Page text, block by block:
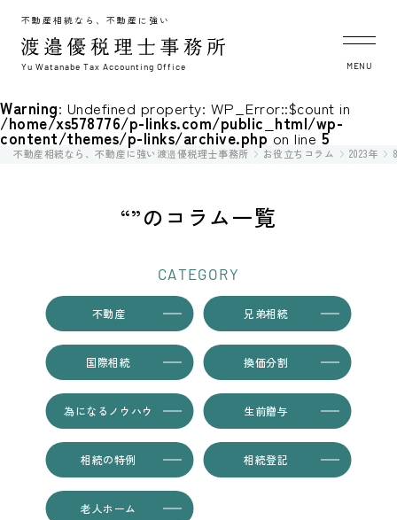
不動産相続なら、不動産に強い
Yu Watanabe Tax Accounting Office MENU
Warning: Undefined property: WP_Error::$count in
/home/xs578776/p-links.com/public_html/wp-
content/themes/p-links/archive.phpon line 5
不動産相続なら、不動産に強い渡邉優税理士事務所 お役立ちコラム 2023年
“”のコラム一覧
CATEGORY
不動産 兄弟相続
国際相続 換価分割
為になるノウハウ 生前贈与
相続の特例 相続登記
老人ホーム